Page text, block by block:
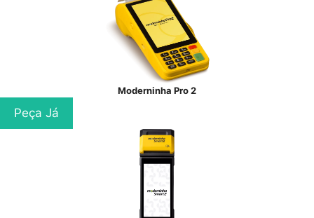
Moderninha Pro 2
Peça Já